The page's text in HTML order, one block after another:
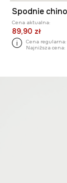
Cena aktualna:
89,90 zł
Cena regularna:
Najniższa cena: